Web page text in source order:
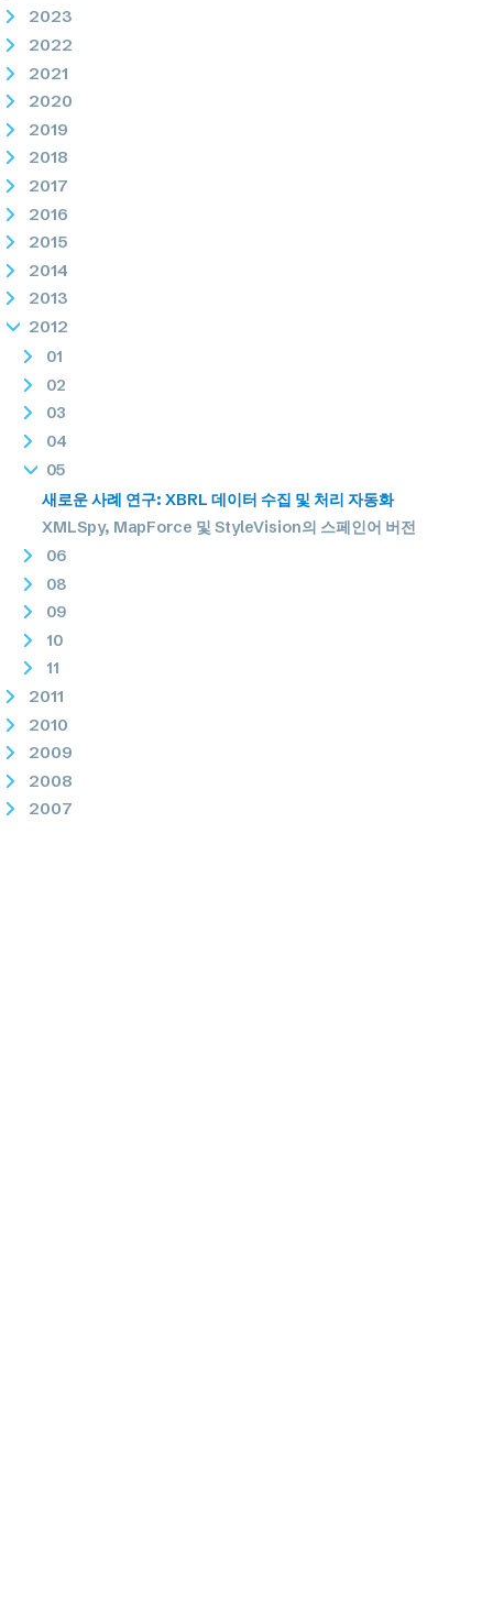
2023
2022
2021
2020
2019
2018
2017
2016
2015
2014
2013
2012
01
02
03
04
05
새로운 사례 연구: XBRL 데이터 수집 및 처리 자동화
XMLSpy, MapForce 및 StyleVision의 스페인어 버전
06
08
09
10
11
2011
2010
2009
2008
2007